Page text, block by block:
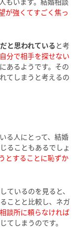
が強くてすごく焦っ
と思われている と考
分で相手を探せない
あるようです。その
てしまうと考えるの
る人にとって、結婚
ることもあるでしょ
とすることに恥ずか
ているのを見ると、
ことと比較し、ネガ
談所に頼らなければ
てしまうのです。